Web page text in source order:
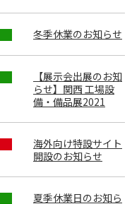
冬季休業のお知らせ
【展示会出展のお知
らせ】関西 工場設
備・備品展2021
海外向け特設サイト
開設のお知らせ
夏季休業日のお知ら